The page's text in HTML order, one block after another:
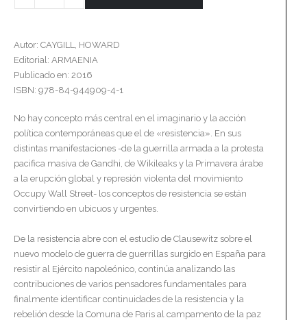
Autor: CAYGILL, HOWARD
Editorial: ARMAENIA
Publicado en: 2016
ISBN: 978-84-944909-4-1
No hay concepto más central en el imaginario y la acción
política contemporáneas que el de «resistencia». En sus
distintas manifestaciones -de la guerrilla armada a la protesta
pacifica masiva de Gandhi, de Wikileaks y la Primavera árabe
a la erupción global y represión violenta del movimiento
Occupy Wall Street- los conceptos de resistencia se están
convirtiendo en ubicuos y urgentes.
De la resistencia abre con el estudio de Clausewitz sobre el
nuevo modelo de guerra de guerrillas surgido en España para
resistir al Ejército napoleónico, continúa analizando las
contribuciones de varios pensadores fundamentales para
finalmente identificar continuidades de la resistencia y la
rebelión desde la Comuna de Paris al campamento de la paz